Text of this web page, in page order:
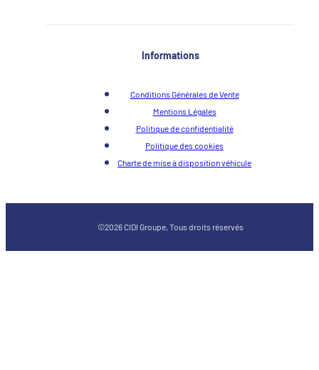
Informations
Conditions Générales de Vente
Mentions Légales
Politique de confidentialité
Politique des cookies
Charte de mise à disposition véhicule
©2026 CIDI Groupe, Tous droits réservés